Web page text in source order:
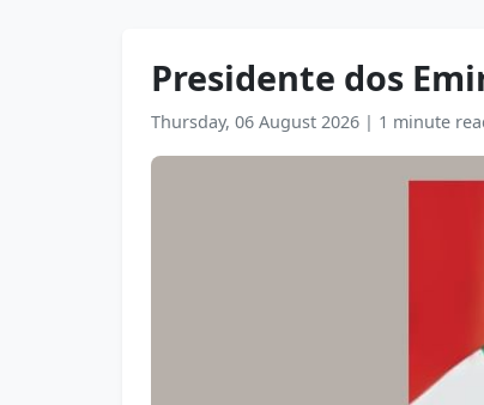
Presidente dos
Thursday, 06 August 2026 | 1 minute